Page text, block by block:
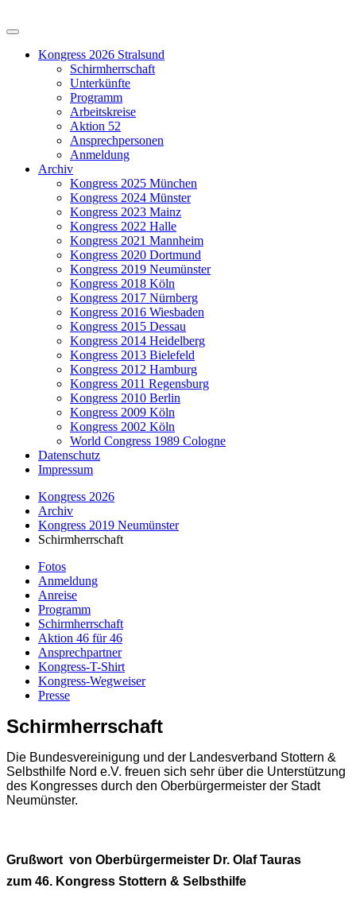
Kongress 2026 Stralsund
Schirmherrschaft
Unterkünfte
Programm
Arbeitskreise
Aktion 52
Ansprechpersonen
Anmeldung
Archiv
Kongress 2025 München
Kongress 2024 Münster
Kongress 2023 Mainz
Kongress 2022 Halle
Kongress 2021 Mannheim
Kongress 2020 Dortmund
Kongress 2019 Neumünster
Kongress 2018 Köln
Kongress 2017 Nürnberg
Kongress 2016 Wiesbaden
Kongress 2015 Dessau
Kongress 2014 Heidelberg
Kongress 2013 Bielefeld
Kongress 2012 Hamburg
Kongress 2011 Regensburg
Kongress 2010 Berlin
Kongress 2009 Köln
Kongress 2002 Köln
World Congress 1989 Cologne
Datenschutz
Impressum
Kongress 2026
Archiv
Kongress 2019 Neumünster
Schirmherrschaft
Fotos
Anmeldung
Anreise
Programm
Schirmherrschaft
Aktion 46 für 46
Ansprechpartner
Kongress-T-Shirt
Kongress-Wegweiser
Presse
Schirmherrschaft
Die Bundesvereinigung und der Landesverband Stottern &
Selbsthilfe Nord e.V. freuen sich sehr über die Unterstützung
des Kongresses durch den Oberbürgermeister der Stadt
Neumünster.
Grußwort von Oberbürgermeister Dr. Olaf Tauras
zum 46. Kongress Stottern & Selbsthilfe